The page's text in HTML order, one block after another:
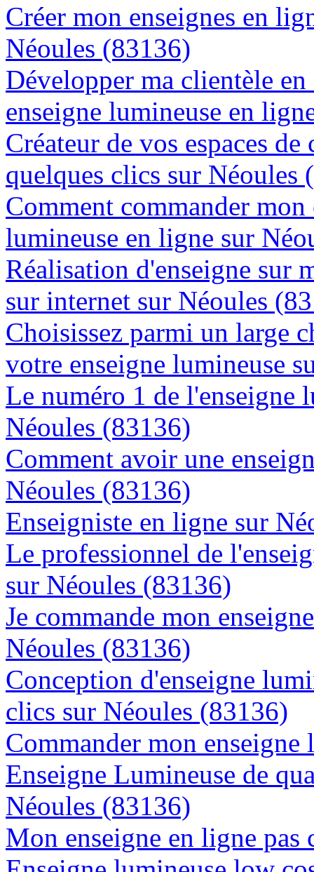
Créer mon enseignes en
Néoules (83136)
Développer ma clientèle
enseigne lumineuse en
Créateur de vos espaces
quelques clics sur Néoules
Comment commander
lumineuse en ligne sur
Réalisation d'enseigne sur
sur internet sur Néoules
Choisissez parmi un large
votre enseigne lumineuse
Le numéro 1 de l'enseigne
Néoules (83136)
Comment avoir une
Néoules (83136)
Enseigniste en ligne sur
Le professionnel de
sur Néoules (83136)
Je commande mon
Néoules (83136)
Conception d'enseigne
clics sur Néoules (83136)
Commander mon
Enseigne Lumineuse de
Néoules (83136)
Mon enseigne en ligne pas